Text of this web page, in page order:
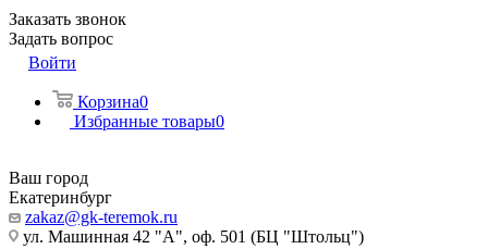
Заказать звонок
Задать вопрос
Войти
Корзина0
Избранные товары0
Ваш город
Екатеринбург
zakaz@gk-teremok.ru
ул. Машинная 42 "А", оф. 501 (БЦ "Штольц")